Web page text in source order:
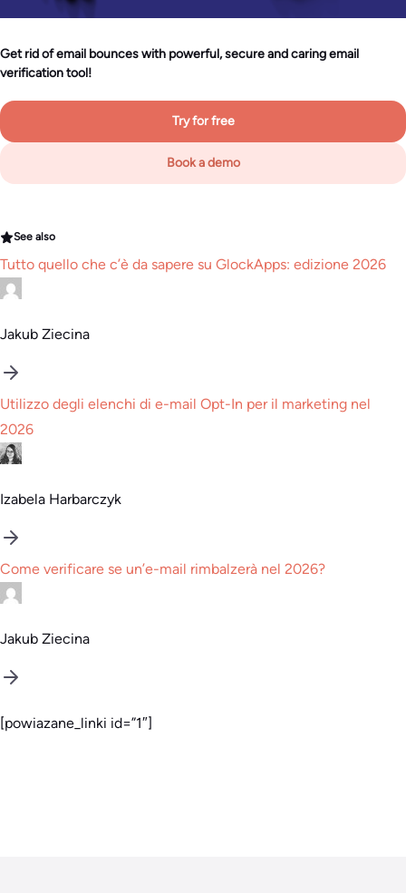
Get rid of email bounces with powerful, secure and caring email
verification tool!
Try for free
Book a demo
See also
Tutto quello che c’è da sapere su GlockApps: edizione 2026
Jakub Ziecina
Utilizzo degli elenchi di e-mail Opt-In per il marketing nel
2026
Izabela Harbarczyk
Come verificare se un’e-mail rimbalzerà nel 2026?
Jakub Ziecina
[powiazane_linki id=”1″]